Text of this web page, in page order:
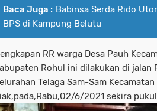
Baca Juga : Babinsa Serda Rido
BPS di Kampung Belutu
RR warga Desa Pauh
Rohul ini dilakukan di jalan
Telaga Sam-Sam
6/2021 sekira pukul